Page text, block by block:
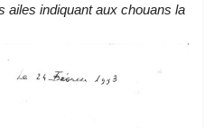
ailes indiquant aux chouans la